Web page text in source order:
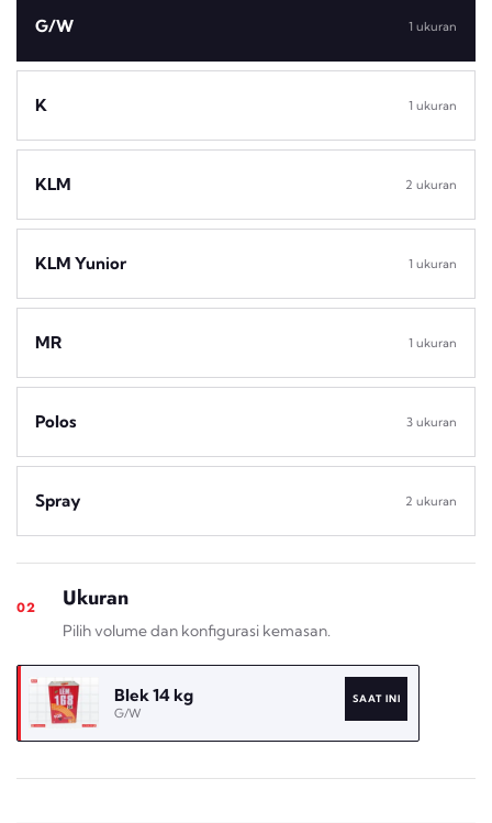
G/W 1 ukuran
K 1 ukuran
KLM 2 ukuran
KLM Yunior 1 ukuran
MR 1 ukuran
Polos 3 ukuran
Spray 2 ukuran
02 Ukuran
Pilih volume dan konfigurasi kemasan.
Blek 14 kg
G/W
SAAT INI